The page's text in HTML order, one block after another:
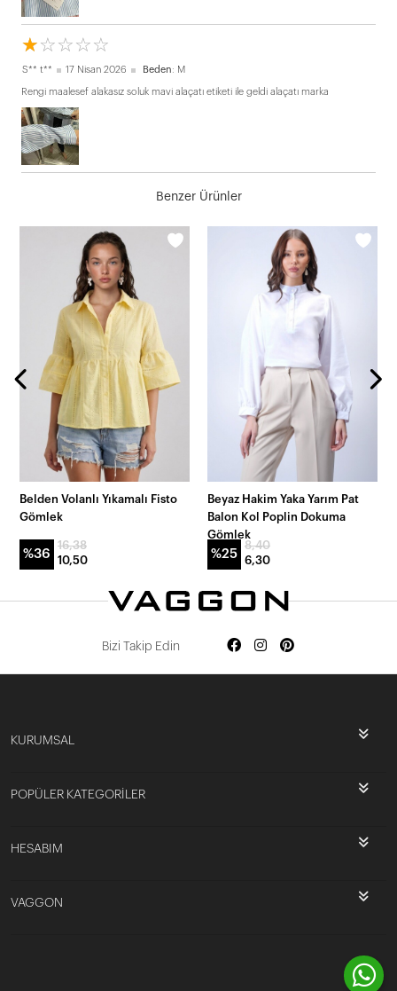
☆☆☆☆☆
★★★★★
S** t** 17 Nisan 2026 Beden: M
Rengi maalesef alakasız soluk mavi alaçatı etiketi ile geldi alaçatı marka
Benzer Ürünler
Belden Volanlı Yıkamalı Fisto
Gömlek
%36
16,38
10,50
Beyaz Hakim Yaka Yarım Pat
Balon Kol Poplin Dokuma
Gömlek
%25
8,40
6,30
Bizi Takip Edin
KURUMSAL
POPÜLER KATEGORİLER
HESABIM
VAGGON